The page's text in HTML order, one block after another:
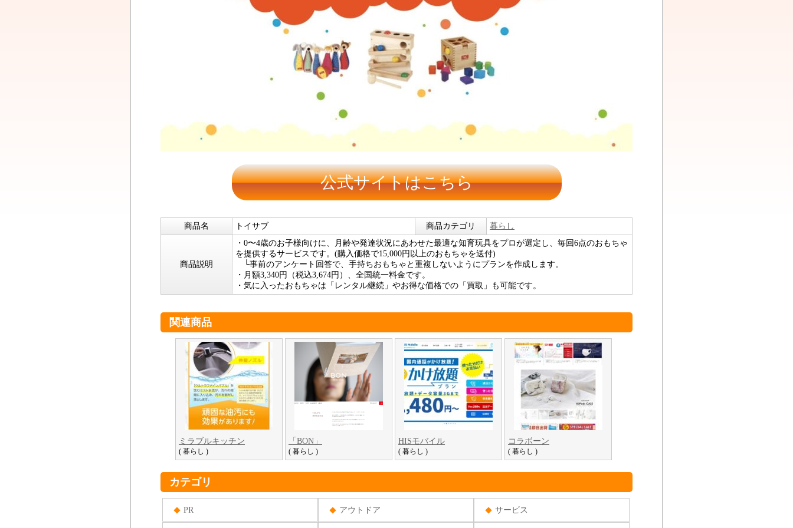
公式サイトはこちら
商品名 トイサブ 商品カテゴリ 暮らし
商品説明
・0〜4歳のお子様向けに、月齢や発達状況にあわせた最適な知育玩具をプロが選定し、毎回6点のおもちゃ
を提供するサービスです。(購入価格で15,000円以上のおもちゃを送付)
└事前のアンケート回答で、手持ちおもちゃと重複しないようにプランを作成します。
・月額3,340円（税込3,674円）、全国統一料金です。
・気に入ったおもちゃは「レンタル継続」やお得な価格での「買取」も可能です。
関連商品
ミラブルキッチン
( 暮らし )
「BON」
( 暮らし )
HISモバイル
( 暮らし )
コラボーン
( 暮らし )
カテゴリ
PR アウトドア サービス